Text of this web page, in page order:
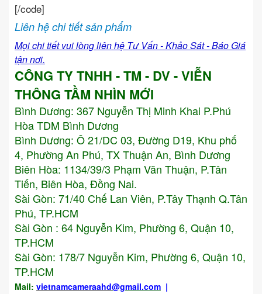
[/code]
Liên hệ chi tiết sản phẩm
Mọi chi tiết vui lòng liên hệ Tư Vấn - Khảo Sát - Báo Giá
tận nơi.
CÔNG TY TNHH - TM - DV - VIỄN
THÔNG TẦM NHÌN MỚI
Bình Dương: 367 Nguyễn Thị Minh Khai P.Phú
Hòa TDM Bình Dương
Bình Dương: Ô 21/DC 03, Đường D19, Khu phố
4, Phường An Phú, TX Thuận An, Bình Dương
Biên Hòa: 1134/39/3 Phạm Văn Thuận, P.Tân
Tiến, Biên Hòa, Đồng Nai.
Sài Gòn: 71/40 Chế Lan Viên, P.Tây Thạnh Q.Tân
Phú, TP.HCM
Sài Gòn : 64 Nguyễn Kim, Phường 6, Quận 10,
TP.HCM
Sài Gòn: 178/7 Nguyễn Kim, Phường 6, Quận 10,
TP.HCM
Mail: vietnamcameraahd@gmail.com |